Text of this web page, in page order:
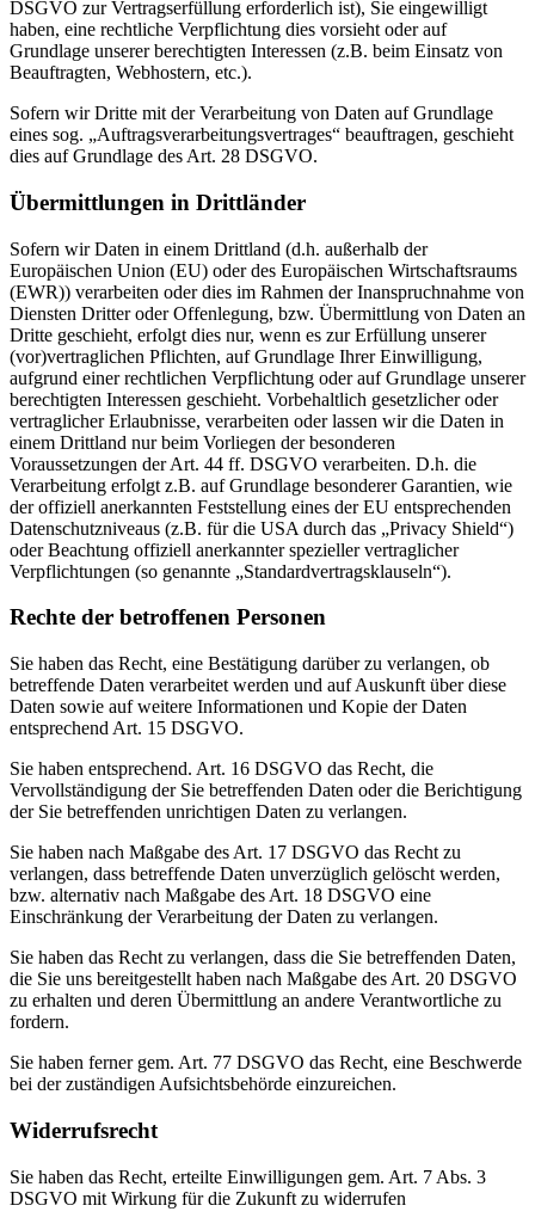
DSGVO zur Vertragserfüllung erforderlich ist), Sie eingewilligt
haben, eine rechtliche Verpflichtung dies vorsieht oder auf
Grundlage unserer berechtigten Interessen (z.B. beim Einsatz von
Beauftragten, Webhostern, etc.).
Sofern wir Dritte mit der Verarbeitung von Daten auf Grundlage
eines sog. „Auftragsverarbeitungsvertrages“ beauftragen, geschieht
dies auf Grundlage des Art. 28 DSGVO.
Übermittlungen in Drittländer
Sofern wir Daten in einem Drittland (d.h. außerhalb der
Europäischen Union (EU) oder des Europäischen Wirtschaftsraums
(EWR)) verarbeiten oder dies im Rahmen der Inanspruchnahme von
Diensten Dritter oder Offenlegung, bzw. Übermittlung von Daten an
Dritte geschieht, erfolgt dies nur, wenn es zur Erfüllung unserer
(vor)vertraglichen Pflichten, auf Grundlage Ihrer Einwilligung,
aufgrund einer rechtlichen Verpflichtung oder auf Grundlage unserer
berechtigten Interessen geschieht. Vorbehaltlich gesetzlicher oder
vertraglicher Erlaubnisse, verarbeiten oder lassen wir die Daten in
einem Drittland nur beim Vorliegen der besonderen
Voraussetzungen der Art. 44 ff. DSGVO verarbeiten. D.h. die
Verarbeitung erfolgt z.B. auf Grundlage besonderer Garantien, wie
der offiziell anerkannten Feststellung eines der EU entsprechenden
Datenschutzniveaus (z.B. für die USA durch das „Privacy Shield“)
oder Beachtung offiziell anerkannter spezieller vertraglicher
Verpflichtungen (so genannte „Standardvertragsklauseln“).
Rechte der betroffenen Personen
Sie haben das Recht, eine Bestätigung darüber zu verlangen, ob
betreffende Daten verarbeitet werden und auf Auskunft über diese
Daten sowie auf weitere Informationen und Kopie der Daten
entsprechend Art. 15 DSGVO.
Sie haben entsprechend. Art. 16 DSGVO das Recht, die
Vervollständigung der Sie betreffenden Daten oder die Berichtigung
der Sie betreffenden unrichtigen Daten zu verlangen.
Sie haben nach Maßgabe des Art. 17 DSGVO das Recht zu
verlangen, dass betreffende Daten unverzüglich gelöscht werden,
bzw. alternativ nach Maßgabe des Art. 18 DSGVO eine
Einschränkung der Verarbeitung der Daten zu verlangen.
Sie haben das Recht zu verlangen, dass die Sie betreffenden Daten,
die Sie uns bereitgestellt haben nach Maßgabe des Art. 20 DSGVO
zu erhalten und deren Übermittlung an andere Verantwortliche zu
fordern.
Sie haben ferner gem. Art. 77 DSGVO das Recht, eine Beschwerde
bei der zuständigen Aufsichtsbehörde einzureichen.
Widerrufsrecht
Sie haben das Recht, erteilte Einwilligungen gem. Art. 7 Abs. 3
DSGVO mit Wirkung für die Zukunft zu widerrufen